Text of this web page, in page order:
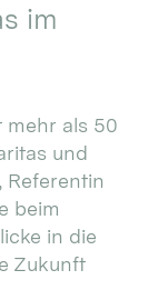
im
mehr als 50
und
beim
in die
Zukunft